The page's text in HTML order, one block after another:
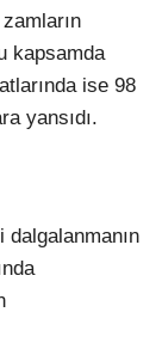
kapsamda
ise 98
yansıdı.